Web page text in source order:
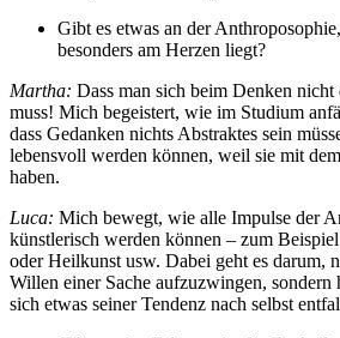
Gibt es etwas an der
besonders am Herzen liegt?
Martha: Dass man sich beim Denken nicht
muss! Mich begeistert, wie im Studium
dass Gedanken nichts Abstraktes sein
lebensvoll werden können, weil sie mit
haben.
Luca: Mich bewegt, wie alle Impulse der
künstlerisch werden können – zum
oder Heilkunst usw. Dabei geht es darum,
Willen einer Sache aufzuzwingen, sondern
sich etwas seiner Tendenz nach selbst